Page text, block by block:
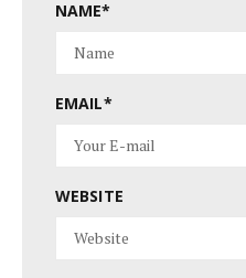
NAME*
EMAIL*
WEBSITE